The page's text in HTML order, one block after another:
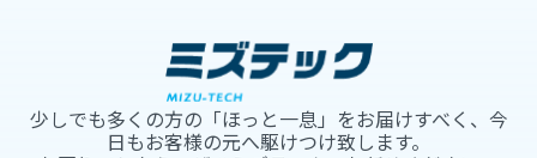
少しでも多くの方の「ほっと一息」をお届けすべく、今
日もお客様の元へ駆けつけ致します。